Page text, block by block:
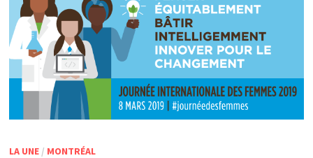
LA UNE/ MONTRÉAL